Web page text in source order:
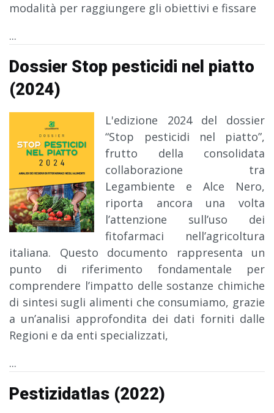
modalità per raggiungere gli obiettivi e fissare
...
Dossier Stop pesticidi nel piatto
(2024)
L'edizione 2024 del dossier
“Stop pesticidi nel piatto”,
frutto della consolidata
collaborazione tra
Legambiente e Alce Nero,
riporta ancora una volta
l’attenzione sull’uso dei
fitofarmaci nell’agricoltura
italiana. Questo documento rappresenta un
punto di riferimento fondamentale per
comprendere l’impatto delle sostanze chimiche
di sintesi sugli alimenti che consumiamo, grazie
a un’analisi approfondita dei dati forniti dalle
Regioni e da enti specializzati,
...
Pestizidatlas (2022)